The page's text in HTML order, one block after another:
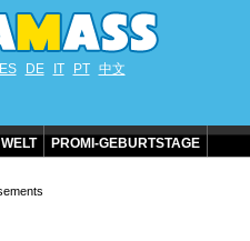
ES DE IT PT 中文
WELT PROMI-GEBURTSTAGE